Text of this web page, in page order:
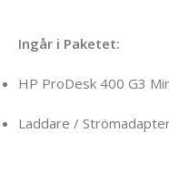
Ingår i Paketet:
HP ProDesk 400 G3
Laddare /